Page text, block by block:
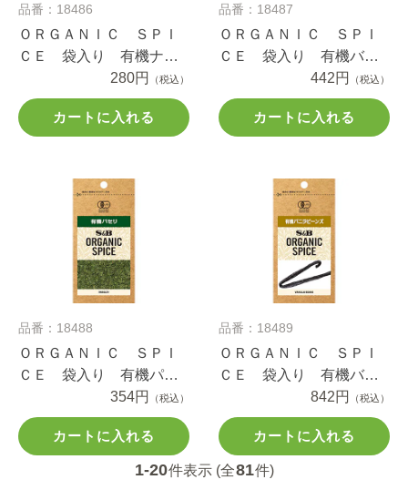
品番：18486
ＯＲＧＡＮＩＣ ＳＰＩ
ＣＥ 袋入り 有機ナツ
メッグ（パウダー） １
０.２ｇ
280円 （税込）
カートに入れる
品番：18487
ＯＲＧＡＮＩＣ ＳＰＩ
ＣＥ 袋入り 有機バジ
442円 （税込）
カートに入れる
品番：18488
ＯＲＧＡＮＩＣ ＳＰＩ
ＣＥ 袋入り 有機パセ
354円 （税込）
カートに入れる
品番：18489
ＯＲＧＡＮＩＣ ＳＰＩ
ＣＥ 袋入り 有機バニ
ラビーンズ １本
842円 （税込）
カートに入れる
1-20件表示 (全81件)